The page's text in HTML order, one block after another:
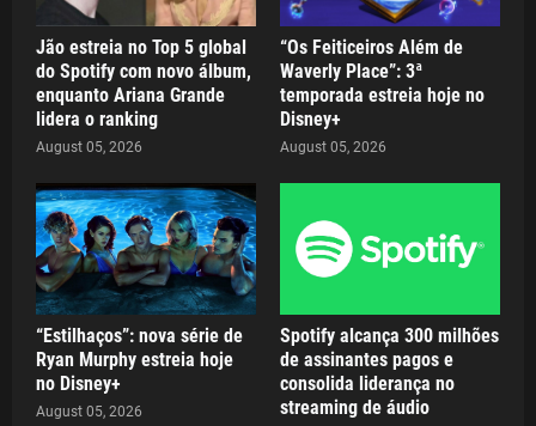
Jão estreia no Top 5 global
do Spotify com novo álbum,
enquanto Ariana Grande
lidera o ranking
August 05, 2026
“Os Feiticeiros Além de
Waverly Place”: 3ª
temporada estreia hoje no
Disney+
August 05, 2026
“Estilhaços”: nova série de
Ryan Murphy estreia hoje
no Disney+
August 05, 2026
Spotify alcança 300 milhões
de assinantes pagos e
consolida liderança no
streaming de áudio